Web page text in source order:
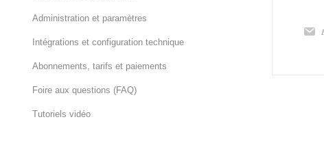
Administration et paramètres
Intégrations et configuration technique
Abonnements, tarifs et paiements
Foire aux questions (FAQ)
Tutoriels vidéo